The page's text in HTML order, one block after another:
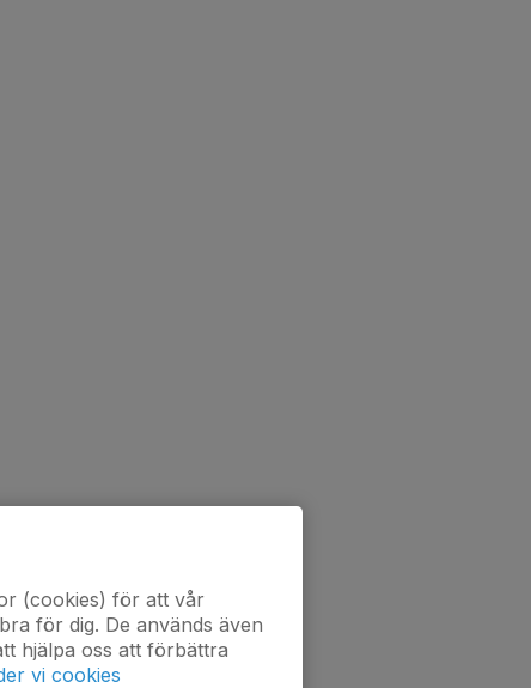
(cookies) för att vår
för dig. De används även
hjälpa oss att förbättra
vi cookies